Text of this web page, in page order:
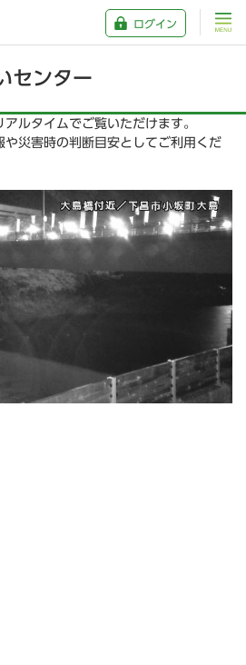
ログイン
センター
ルタイムでご覧いただけます。
や災害時の判断目安としてご利用くだ